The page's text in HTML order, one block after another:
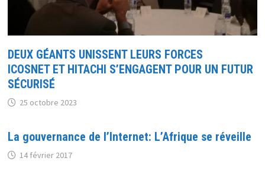
DEUX GÉANTS UNISSENT LEURS FORCES
ICOSNET ET HITACHI S’ENGAGENT POUR UN FUTUR
SÉCURISÉ
25 octobre 2023
La gouvernance de l’Internet: L’Afrique se réveille
14 février 2017